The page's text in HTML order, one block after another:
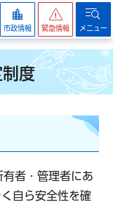
市政情報 緊急情報 メニュー
度
者・管理者にあ
自ら安全性を確